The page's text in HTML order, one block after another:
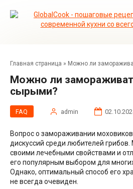
Главная страница » Можно ли
Можно ли замораживать моховики
сырыми?
FAQ admin
Вопрос о замораживании
дискуссий среди любителей
своими лечебными свойствами и
его популярным выбором для
Однако, оптимальный способ его
не всегда очевиден.